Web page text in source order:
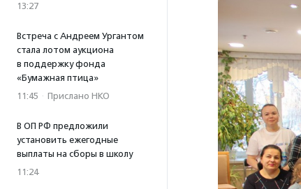
13:27
Встреча с Андреем Ургантом
стала лотом аукциона
в поддержку фонда
«Бумажная птица»
11:45 · Прислано НКО
В ОП РФ предложили
установить ежегодные
выплаты на сборы в школу
11:24